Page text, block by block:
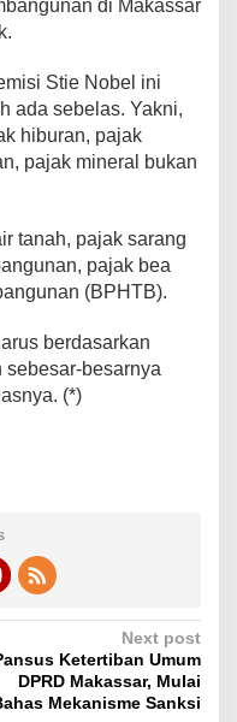
di Makassar
Stie Nobel ini
ada sebelas. Yakni,
hiburan, pajak
pajak mineral bukan
tanah, pajak sarang
pajak bea
(BPHTB).
berdasarkan
besarnya
(*)
Next post
Ketertiban Umum
DPRD Makassar, Mulai
Mekanisme Sanksi